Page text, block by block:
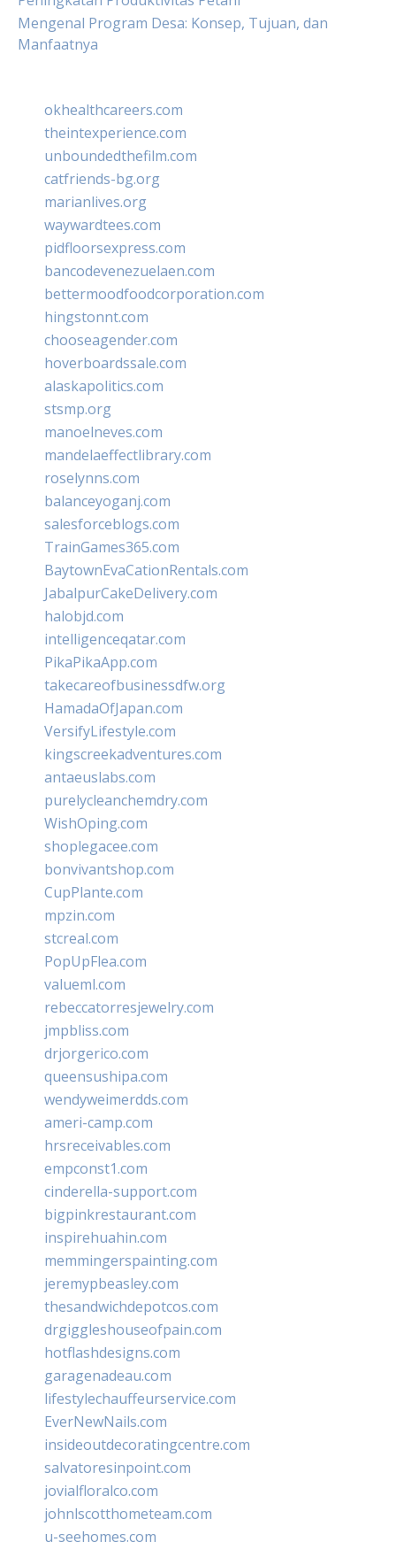
Mengenal Program Desa: Konsep, Tujuan, dan
Manfaatnya
okhealthcareers.com
theintexperience.com
unboundedthefilm.com
catfriends-bg.org
marianlives.org
waywardtees.com
pidfloorsexpress.com
bancodevenezuelaen.com
bettermoodfoodcorporation.com
hingstonnt.com
chooseagender.com
hoverboardssale.com
alaskapolitics.com
stsmp.org
manoelneves.com
mandelaeffectlibrary.com
roselynns.com
balanceyoganj.com
salesforceblogs.com
TrainGames365.com
BaytownEvaCationRentals.com
JabalpurCakeDelivery.com
halobjd.com
intelligenceqatar.com
PikaPikaApp.com
takecareofbusinessdfw.org
HamadaOfJapan.com
VersifyLifestyle.com
kingscreekadventures.com
antaeuslabs.com
purelycleanchemdry.com
WishOping.com
shoplegacee.com
bonvivantshop.com
CupPlante.com
mpzin.com
stcreal.com
PopUpFlea.com
valueml.com
rebeccatorresjewelry.com
jmpbliss.com
drjorgerico.com
queensushipa.com
wendyweimerdds.com
ameri-camp.com
hrsreceivables.com
empconst1.com
cinderella-support.com
bigpinkrestaurant.com
inspirehuahin.com
memmingerspainting.com
jeremypbeasley.com
thesandwichdepotcos.com
drgiggleshouseofpain.com
hotflashdesigns.com
garagenadeau.com
lifestylechauffeurservice.com
EverNewNails.com
insideoutdecoratingcentre.com
salvatoresinpoint.com
jovialfloralco.com
johnlscotthometeam.com
u-seehomes.com